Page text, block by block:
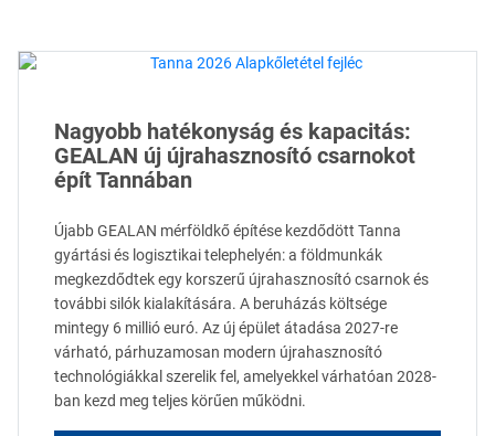
Nagyobb hatékonyság és kapacitás:
GEALAN új újrahasznosító csarnokot
épít Tannában
Újabb GEALAN mérföldkő építése kezdődött Tanna
gyártási és logisztikai telephelyén: a földmunkák
megkezdődtek egy korszerű újrahasznosító csarnok és
további silók kialakítására. A beruházás költsége
mintegy 6 millió euró. Az új épület átadása 2027-re
várható, párhuzamosan modern újrahasznosító
technológiákkal szerelik fel, amelyekkel várhatóan 2028-
ban kezd meg teljes körűen működni.